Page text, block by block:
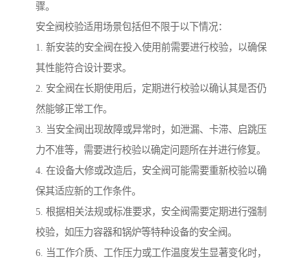
骤。
安全阀校验适用场景包括但不限于以下情况：
1. 新安装的安全阀在投入使用前需要进行校验，以确保
其性能符合设计要求。
2. 安全阀在长期使用后，定期进行校验以确认其是否仍
然能够正常工作。
3. 当安全阀出现故障或异常时，如泄漏、卡滞、启跳压
力不准等，需要进行校验以确定问题所在并进行修复。
4. 在设备大修或改造后，安全阀可能需要重新校验以确
保其适应新的工作条件。
5. 根据相关法规或标准要求，安全阀需要定期进行强制
校验，如压力容器和锅炉等特种设备的安全阀。
6. 当工作介质、工作压力或工作温度发生显著变化时，